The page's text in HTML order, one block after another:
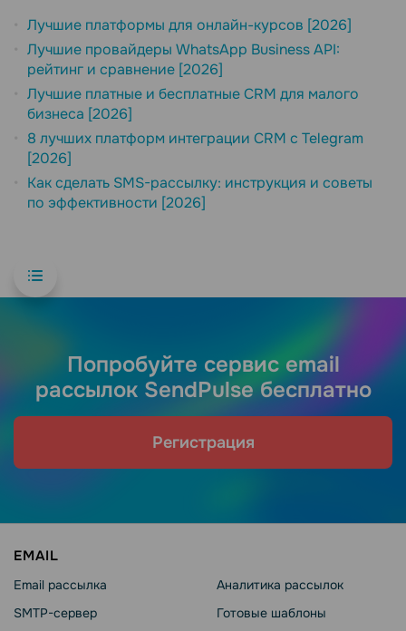
Лучшие платформы для онлайн-курсов [2026]
Лучшие провайдеры WhatsApp Business API:
рейтинг и сравнение [2026]
Лучшие платные и бесплатные CRM для малого
бизнеса [2026]
8 лучших платформ интеграции CRM с Telegram
[2026]
Как сделать SMS-рассылку: инструкция и советы
по эффективности [2026]
Попробуйте сервис email
рассылок SendPulse бесплатно
Регистрация
EMAIL
Email рассылка
SMTP-сервер
Аналитика рассылок
Готовые шаблоны